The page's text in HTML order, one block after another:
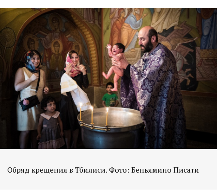
Обряд крещения в Тбилиси. Фото: Беньямино Писати